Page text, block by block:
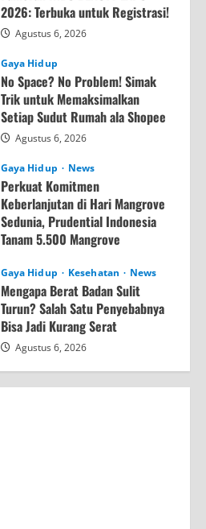
2026: Terbuka untuk Registrasi!
Agustus 6, 2026
Gaya Hidup
No Space? No Problem! Simak
Trik untuk Memaksimalkan
Setiap Sudut Rumah ala Shopee
Agustus 6, 2026
Gaya Hidup News
Perkuat Komitmen
Keberlanjutan di Hari Mangrove
Sedunia, Prudential Indonesia
Tanam 5.500 Mangrove
Gaya Hidup
Kesehatan News
Mengapa Berat Badan Sulit
Turun? Salah Satu Penyebabnya
Bisa Jadi Kurang Serat
Agustus 6, 2026